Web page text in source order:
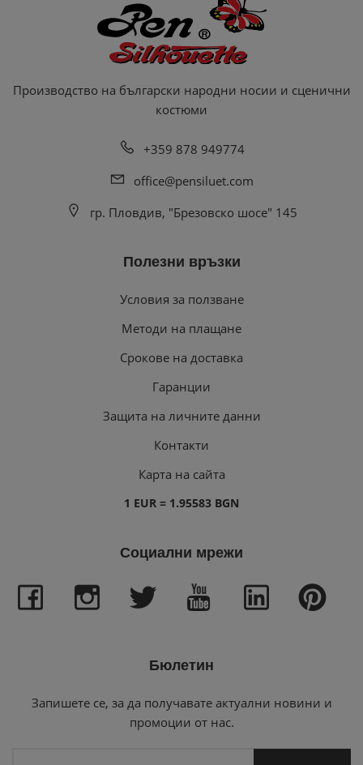
Производство на български народни носии и сценични
костюми
+359 878 949774
office@pensiluet.com
гр. Пловдив, "Брезовско шосе" 145
Полезни връзки
Условия за ползване
Методи на плащане
Срокове на доставка
Гаранции
Защита на личните данни
Контакти
Карта на сайта
1 EUR = 1.95583 BGN
Социални мрежи
Бюлетин
Запишете се, за да получавате актуални новини и
промоции от нас.